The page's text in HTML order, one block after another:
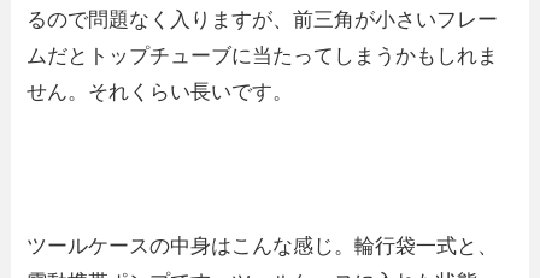
るので問題なく入りますが、前三角が小さいフレー
ムだとトップチューブに当たってしまうかもしれま
せん。それくらい長いです。
ツールケースの中身はこんな感じ。輪行袋一式と、